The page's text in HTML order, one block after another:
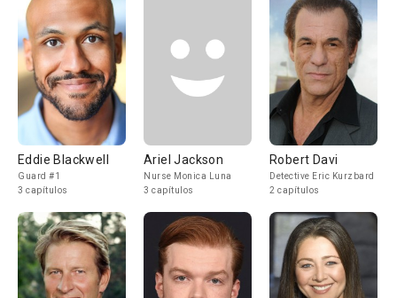
Eddie Blackwell
Guard #1
3 capítulos
Ariel Jackson
Nurse Monica Luna
3 capítulos
Robert Davi
Detective Eric Kurzbard
2 capítulos